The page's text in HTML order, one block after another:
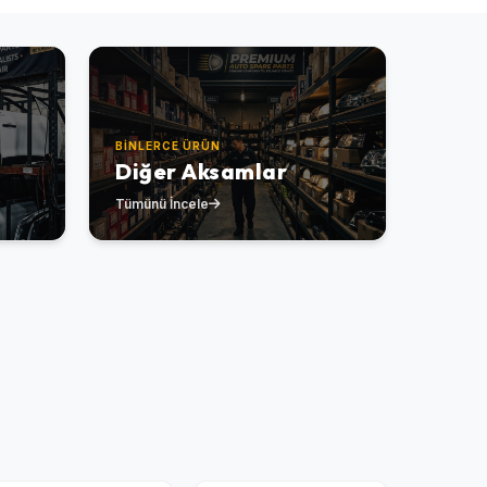
BINLERCE ÜRÜN
Diğer Aksamlar
Tümünü İncele